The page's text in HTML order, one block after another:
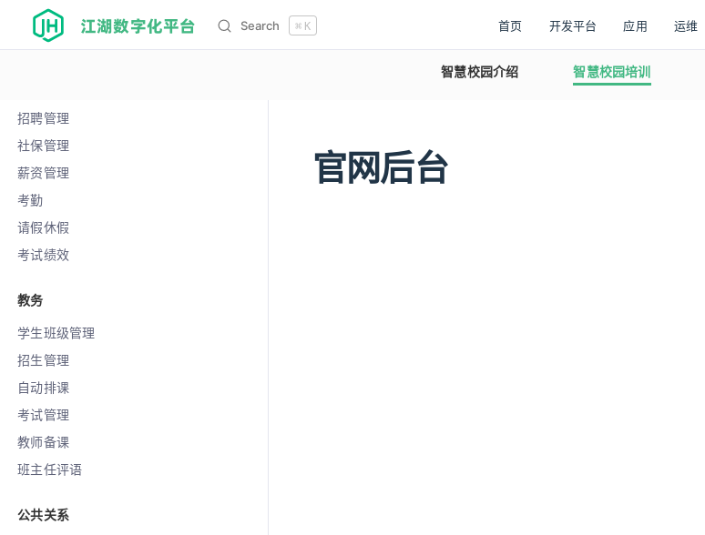
江湖数字化平台 Search ⌘ K 首页 开发平台 应用 运维
智慧校园介绍 智慧校园培训
数据中心
招聘管理
社保管理
薪资管理
考勤
请假休假
考试绩效
教务
学生班级管理
招生管理
自动排课
考试管理
教师备课
班主任评语
公共关系
官网后台
12113